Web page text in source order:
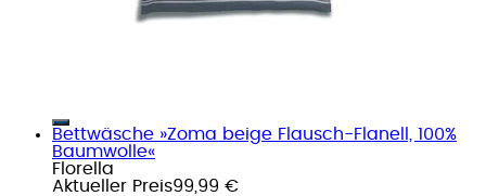
Bettwäsche »Zoma beige Flausch-Flanell, 100%
Baumwolle«
Florella
Aktueller Preis99,99 €